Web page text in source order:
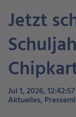
Jetzt
Jul 1, 2026,
Aktuelles,